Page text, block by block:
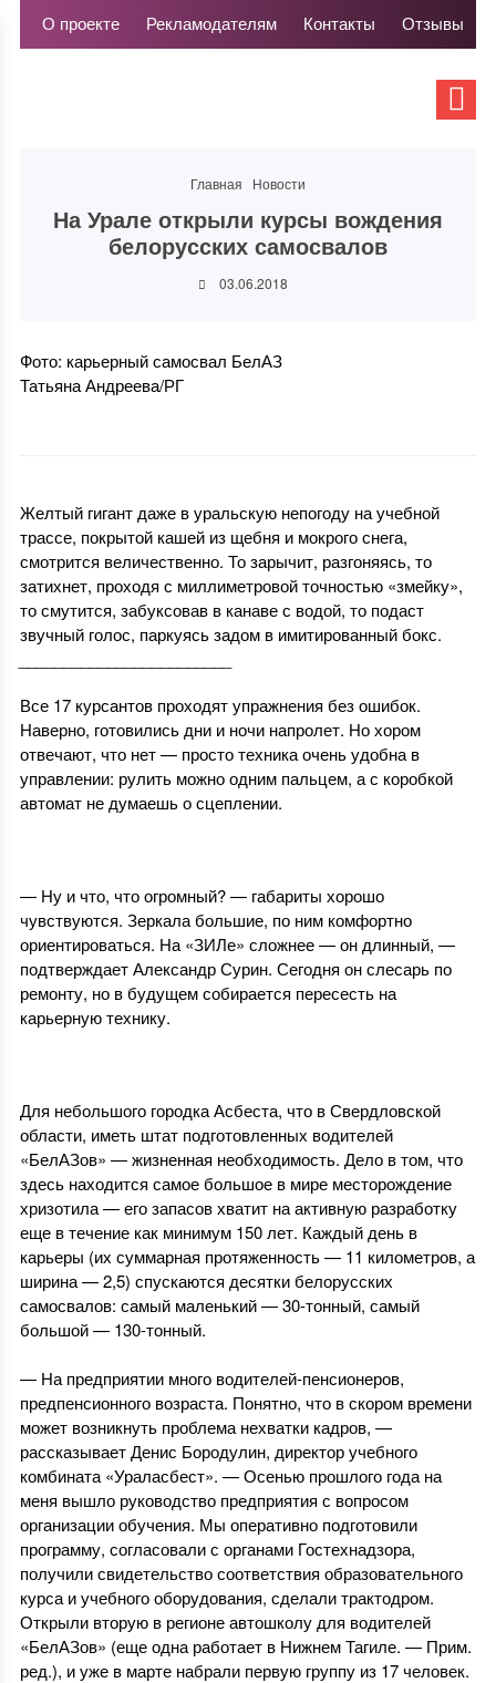
О проекте Рекламодателям Контакты Отзывы
Главная Новости
На Урале открыли курсы вождения
белорусских самосвалов
03.06.2018
Фото: карьерный самосвал БелАЗ
Татьяна Андреева/РГ
Желтый гигант даже в уральскую непогоду на учебной
трассе, покрытой кашей из щебня и мокрого снега,
смотрится величественно. То зарычит, разгоняясь, то
затихнет, проходя с миллиметровой точностью «змейку»,
то смутится, забуксовав в канаве с водой, то подаст
звучный голос, паркуясь задом в имитированный бокс.
Все 17 курсантов проходят упражнения без ошибок.
Наверно, готовились дни и ночи напролет. Но хором
отвечают, что нет — просто техника очень удобна в
управлении: рулить можно одним пальцем, а с коробкой
автомат не думаешь о сцеплении.
— Ну и что, что огромный? — габариты хорошо
чувствуются. Зеркала большие, по ним комфортно
ориентироваться. На «ЗИЛе» сложнее — он длинный, —
подтверждает Александр Сурин. Сегодня он слесарь по
ремонту, но в будущем собирается пересесть на
карьерную технику.
Для небольшого городка Асбеста, что в Свердловской
области, иметь штат подготовленных водителей
«БелАЗов» — жизненная необходимость. Дело в том, что
здесь находится самое большое в мире месторождение
хризотила — его запасов хватит на активную разработку
еще в течение как минимум 150 лет. Каждый день в
карьеры (их суммарная протяженность — 11 километров, а
ширина — 2,5) спускаются десятки белорусских
самосвалов: самый маленький — 30-тонный, самый
большой — 130-тонный.
— На предприятии много водителей-пенсионеров,
предпенсионного возраста. Понятно, что в скором времени
может возникнуть проблема нехватки кадров, —
рассказывает Денис Бородулин, директор учебного
комбината «Ураласбест». — Осенью прошлого года на
меня вышло руководство предприятия с вопросом
организации обучения. Мы оперативно подготовили
программу, согласовали с органами Гостехнадзора,
получили свидетельство соответствия образовательного
курса и учебного оборудования, сделали трактодром.
Открыли вторую в регионе автошколу для водителей
«БелАЗов» (еще одна работает в Нижнем Тагиле. — Прим.
ред.), и уже в марте набрали первую группу из 17 человек.